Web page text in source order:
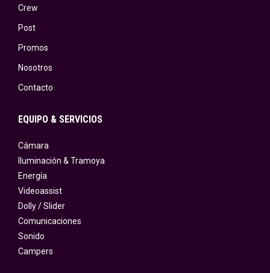
Crew
Post
Promos
Nosotros
Contacto
EQUIPO & SERVICIOS
Cámara
Iluminación & Tramoya
Energía
Videoassist
Dolly / Slider
Comunicaciones
Sonido
Campers